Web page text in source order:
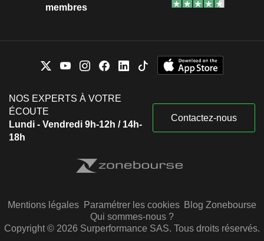
membres
NOS EXPERTS À VOTRE
ÉCOUTE
Lundi - Vendredi 9h-12h / 14h-
18h
Contactez-nous
Mentions légales Paramétrer les cookies Blog Zonebourse
Qui sommes-nous ?
Copyright © 2026 Surperformance SAS. Tous droits réservés.